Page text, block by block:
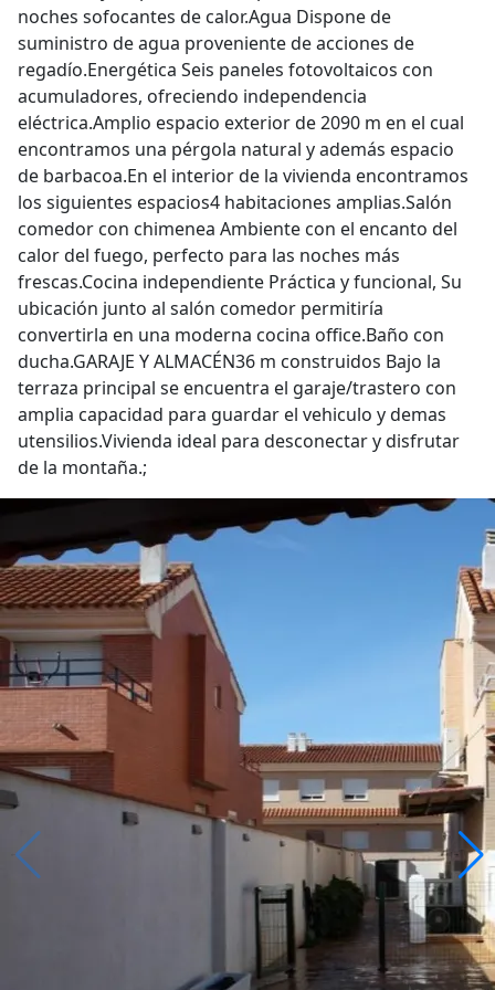
noches sofocantes de calor.Agua Dispone de
suministro de agua proveniente de acciones de
regadío.Energética Seis paneles fotovoltaicos con
acumuladores, ofreciendo independencia
eléctrica.Amplio espacio exterior de 2090 m en el cual
encontramos una pérgola natural y además espacio
de barbacoa.En el interior de la vivienda encontramos
los siguientes espacios4 habitaciones amplias.Salón
comedor con chimenea Ambiente con el encanto del
calor del fuego, perfecto para las noches más
frescas.Cocina independiente Práctica y funcional, Su
ubicación junto al salón comedor permitiría
convertirla en una moderna cocina office.Baño con
ducha.GARAJE Y ALMACÉN36 m construidos Bajo la
terraza principal se encuentra el garaje/trastero con
amplia capacidad para guardar el vehiculo y demas
utensilios.Vivienda ideal para desconectar y disfrutar
de la montaña.;